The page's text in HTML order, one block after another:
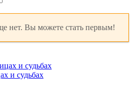
нет. Вы можете стать первым!
и судьбах